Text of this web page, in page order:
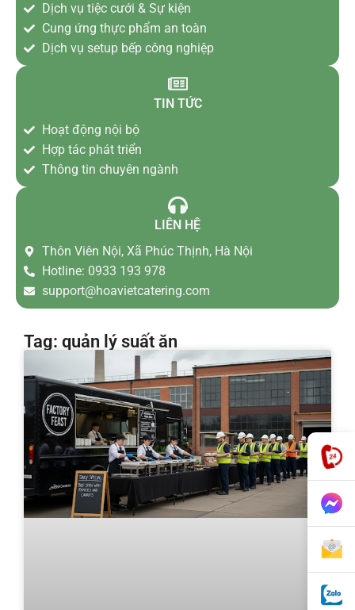
Dịch vụ tiệc cưới & Sự kiện
Cung ứng thực phẩm an toàn
Dịch vụ setup bếp công nghiệp
TIN TỨC
Hoạt động nội bộ
Hợp tác phát triển
Thông tin chuyên ngành
LIÊN HỆ
Thôn Viên Nội, Xã Phúc Thịnh, Hà Nội
Hotline: 0933 193 978
support@hoavietcatering.com
Tag: quản lý suất ăn